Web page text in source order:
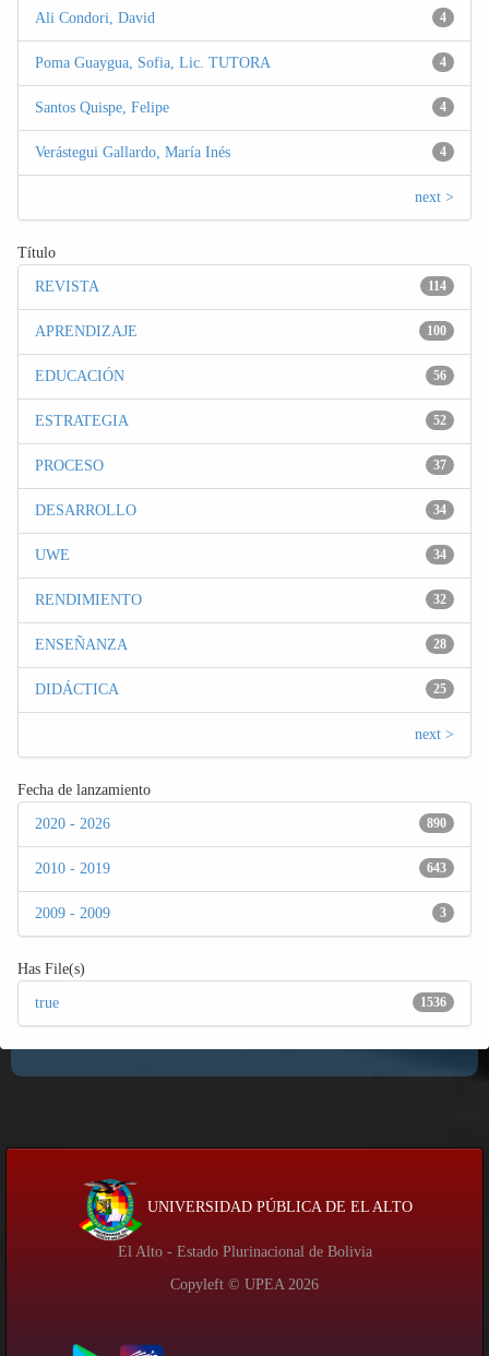
4
Ali Condori, David
4
Poma Guaygua, Sofia, Lic. TUTORA
4
Santos Quispe, Felipe
4
Verástegui Gallardo, María Inés
next >
Título
114
REVISTA
100
APRENDIZAJE
56
EDUCACIÓN
52
ESTRATEGIA
37
PROCESO
34
DESARROLLO
34
UWE
32
RENDIMIENTO
28
ENSEÑANZA
25
DIDÁCTICA
next >
Fecha de lanzamiento
890
2020 - 2026
643
2010 - 2019
3
2009 - 2009
Has File(s)
1536
true
UNIVERSIDAD PÚBLICA DE EL ALTO
El Alto - Estado Plurinacional de Bolivia
Copyleft © UPEA 2026